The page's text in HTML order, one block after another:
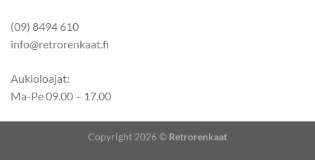
(09) 8494 610
info@retrorenkaat.fi
Aukioloajat:
Ma-Pe 09.00 – 17.00
Copyright 2026 © Retrorenkaat